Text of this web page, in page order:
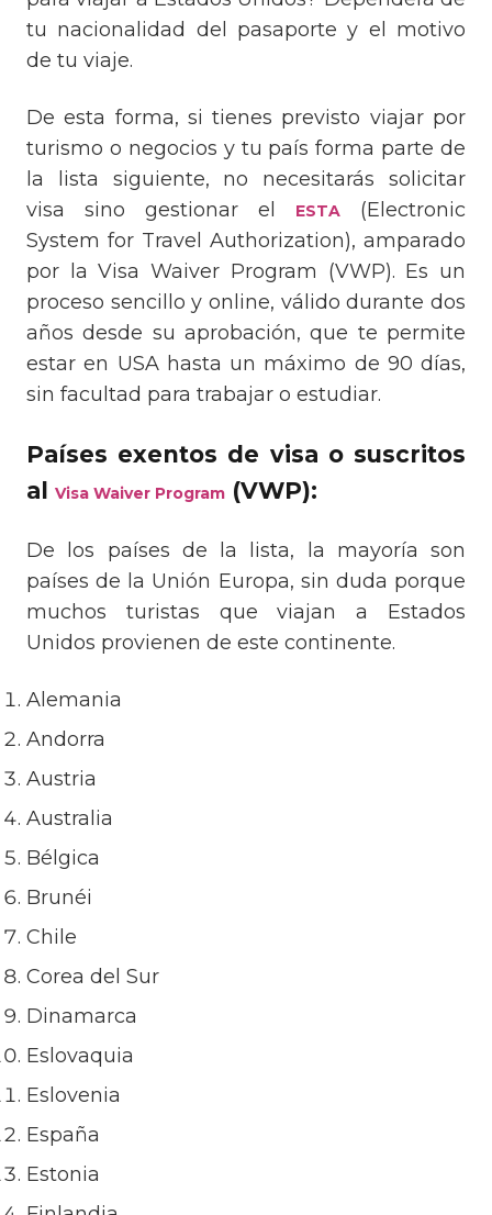
tu nacionalidad del pasaporte y el motivo
de tu viaje.
De esta forma, si tienes previsto viajar por
turismo o negocios y tu país forma parte de
la lista siguiente, no necesitarás solicitar
visa sino gestionar el
ESTA
(Electronic
System for Travel Authorization), amparado
por la Visa Waiver Program (VWP). Es un
proceso sencillo y online, válido durante dos
años desde su aprobación, que te permite
estar en USA hasta un máximo de 90 días,
sin facultad para trabajar o estudiar.
Países exentos de visa o suscritos
al Visa Waiver Program (VWP):
De los países de la lista, la mayoría son
países de la Unión Europa, sin duda porque
muchos turistas que viajan a Estados
Unidos provienen de este continente.
Alemania
Andorra
Austria
Australia
Bélgica
Brunéi
Chile
Corea del Sur
Dinamarca
Eslovaquia
Eslovenia
España
Estonia